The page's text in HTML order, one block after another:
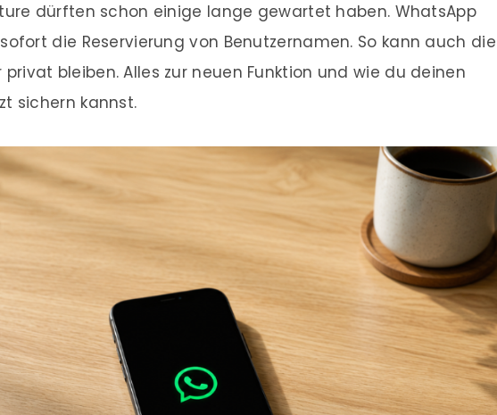
dürften schon einige lange gewartet haben. WhatsApp
die Reservierung von Benutzernamen. So kann auch die
bleiben. Alles zur neuen Funktion und wie du deinen
sichern kannst.